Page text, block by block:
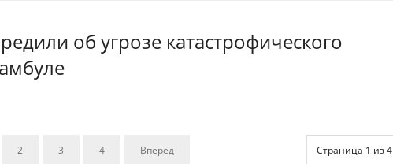
об угрозе катастрофического
Страница 1 из 4
2 3 4 Вперед